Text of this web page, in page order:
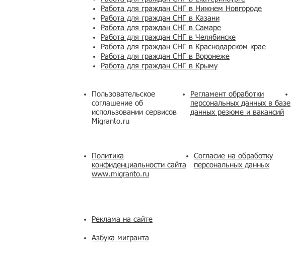
Работа для граждан СНГ в Нижнем Новгороде
Работа для граждан СНГ в Казани
Работа для граждан СНГ в Самаре
Работа для граждан СНГ в Челябинске
Работа для граждан СНГ в Краснодарском крае
Работа для граждан СНГ в Воронеже
Работа для граждан СНГ в Крыму
Пользовательское
соглашение об
использовании сервисов
Migranto.ru
Регламент обработки
персональных данных в базе
данных резюме и вакансий
Политика
конфиденциальности сайта
www.migranto.ru
Согласие на обработку
персональных данных
Реклама на сайте
Азбука мигранта